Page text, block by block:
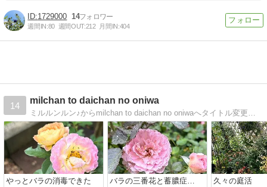
1729000 14
週間IN:80 週間OUT:212 月間IN:404
14
milchan to daichan no oniwa
やっとバラの消毒できた バラの三番花と蓄膿症… 久々の庭活